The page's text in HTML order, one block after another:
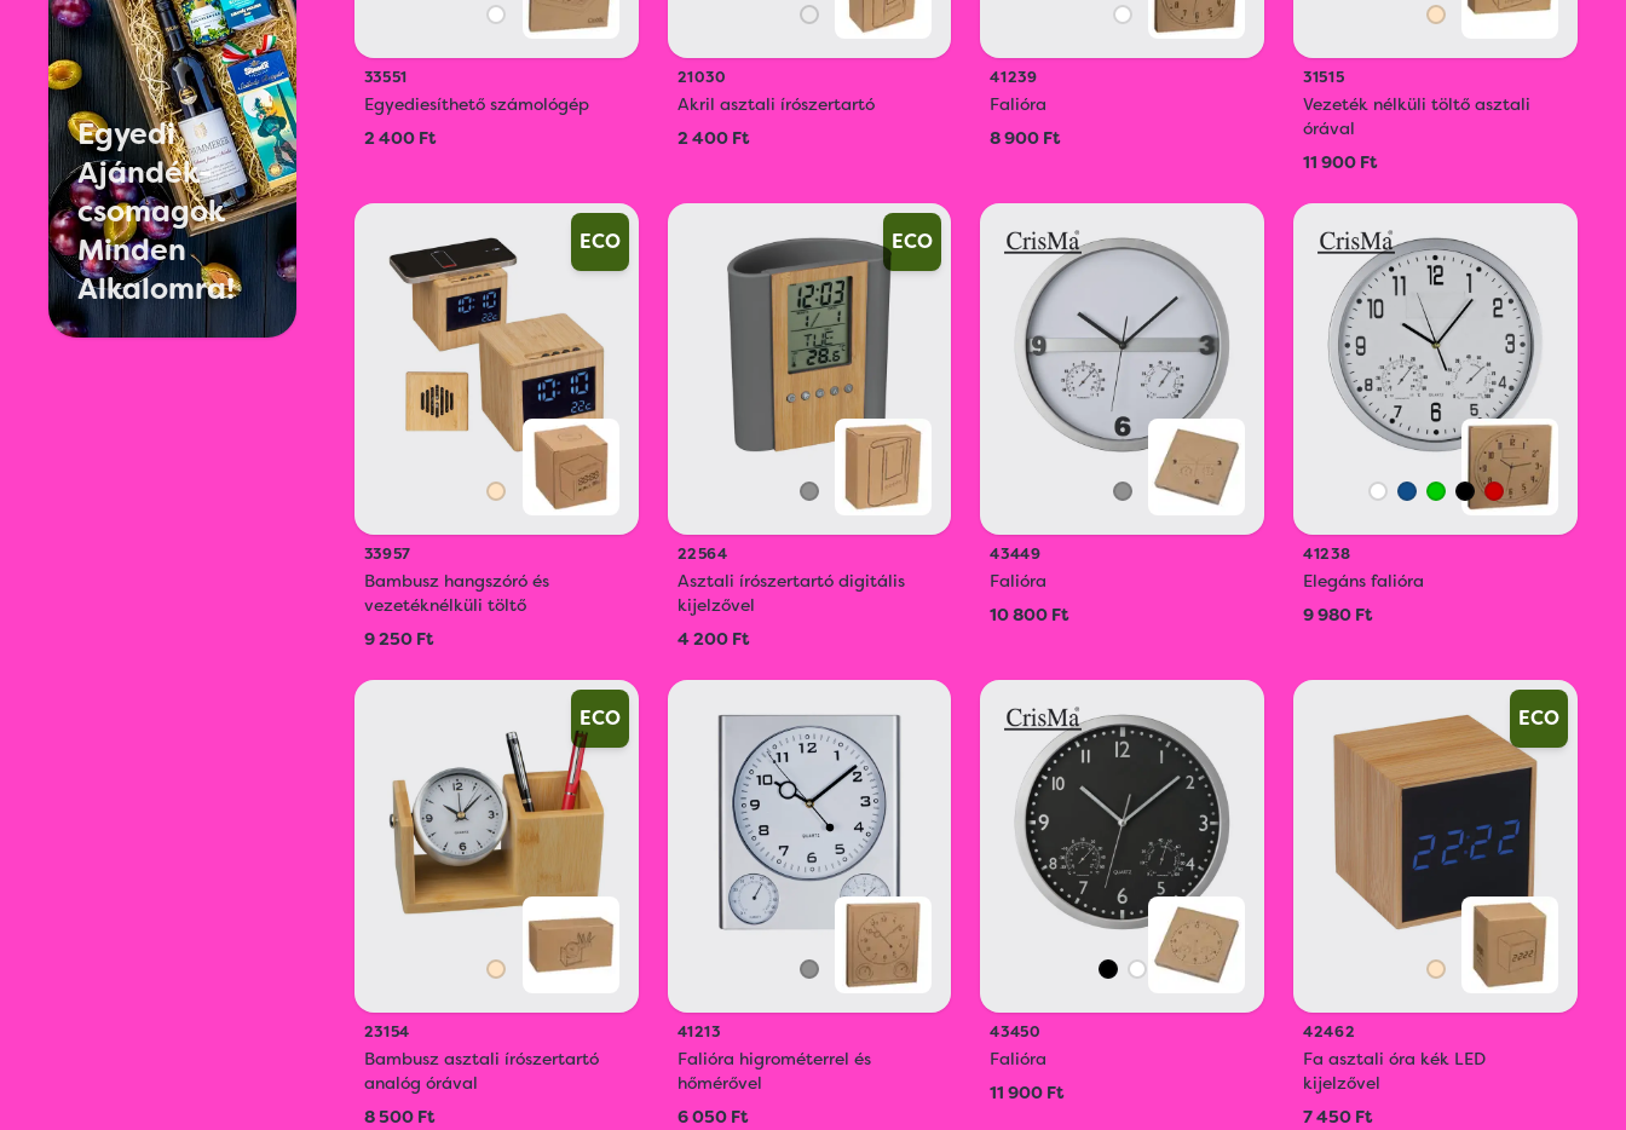
Egyedi
Ajándék-
csomagok
Minden
Alkalomra!
33551
Egyediesíthető számológép
2 400 Ft
21030
Akril asztali írószertartó
2 400 Ft
41239
Falióra
8 900 Ft
31515
Vezeték nélküli töltő asztali
órával
11 900 Ft
ECO
33957
Bambusz hangszóró és
vezetéknélküli töltő
9 250 Ft
ECO
22564
Asztali írószertartó digitális
kijelzővel
4 200 Ft
43449
Falióra
10 800 Ft
41238
Elegáns falióra
9 980 Ft
ECO
23154
Bambusz asztali írószertartó
analóg órával
8 500 Ft
41213
Falióra higrométerrel és
hőmérővel
6 050 Ft
43450
Falióra
11 900 Ft
ECO
42462
Fa asztali óra kék LED
kijelzővel
7 450 Ft